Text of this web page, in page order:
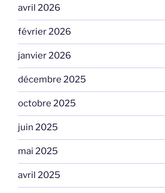
avril 2026
février 2026
janvier 2026
décembre 2025
octobre 2025
juin 2025
mai 2025
avril 2025